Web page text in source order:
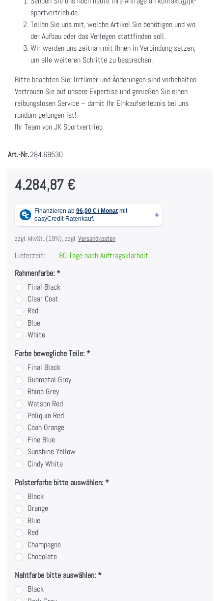
sportvertrieb.de.
Teilen Sie uns mit, welche Artikel Sie benötigen und wo
der Aufbau oder das Verlegen stattfinden soll.
Wir werden uns zeitnah mit Ihnen in Verbindung setzen,
um alle weiteren Schritte zu besprechen.
Bitte beachten Sie: Irrtümer und Änderungen sind vorbehalten.
Vertrauen Sie auf unsere Expertise und genießen Sie einen
reibungslosen Service – damit Ihr Einkaufserlebnis bei uns
rundum gelungen ist!
Ihr Team von JK Sportvertrieb
Art.-Nr.284.69530
4.284,87 €
zzgl. MwSt. (19%), zzgl. Versandkosten
Lieferzeit:
80 Tage nach Auftragsklarheit
Rahmenfarbe:
Final Black
Clear Coat
Red
Blue
White
Farbe bewegliche Teile:
Final Black
Gunmetal Grey
Rhino Grey
Watson Red
Poliquin Red
Coan Orange
Fine Blue
Sunshine Yellow
Cindy White
Polsterfarbe bitte auswählen:
Black
Orange
Blue
Red
Champagne
Chocolate
Nahtfarbe bitte auswählen:
Black